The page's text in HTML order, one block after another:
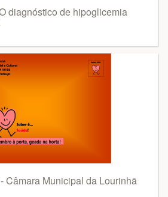
diagnóstico de hipoglicemia
Câmara Municipal da Lourinhã